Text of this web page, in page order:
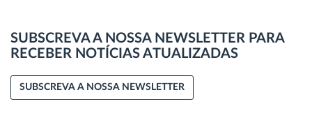
SUBSCREVA A NOSSA NEWSLETTER PARA
RECEBER NOTÍCIAS ATUALIZADAS
SUBSCREVA A NOSSA NEWSLETTER